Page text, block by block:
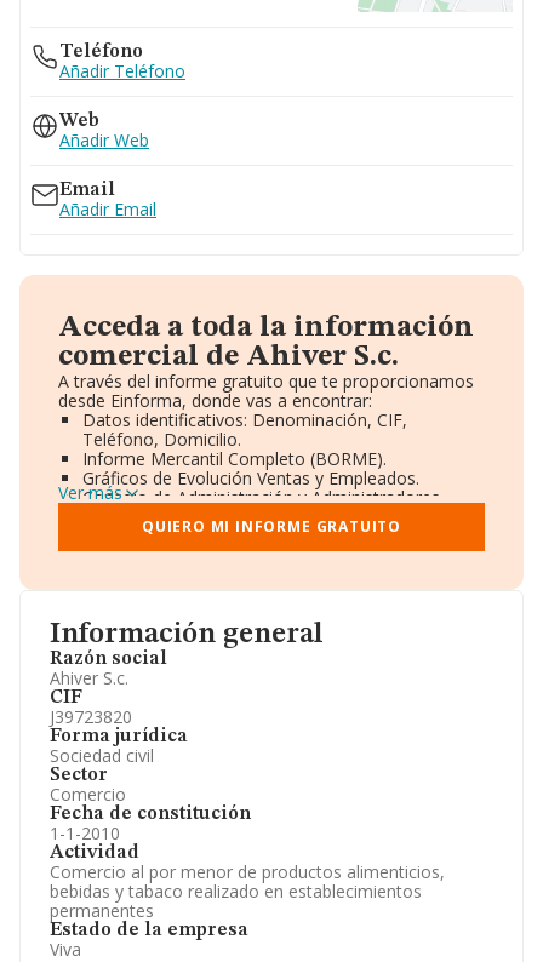
Información general
Razón social
Ahiver S.c.
CIF
J39723820
Forma jurídica
Sociedad civil
Sector
Comercio
Fecha de constitución
1-1-2010
Actividad
Comercio al por menor de productos alimenticios,
bebidas y tabaco realizado en establecimientos
permanentes
Estado de la empresa
Viva
Teléfono
Añadir Teléfono
Web
Añadir Web
Email
Añadir Email
Acceda a toda la información
comercial de Ahiver S.c.
A través del informe gratuito que te proporcionamos
desde Einforma, donde vas a encontrar:
Datos identificativos: Denominación, CIF,
Teléfono, Domicilio.
Informe Mercantil Completo (BORME).
Gráficos de Evolución Ventas y Empleados.
Consejo de Administración y Administradores.
Directivos y Ejecutivos.
Accionistas.
Participaciones y Vinculaciones en otras empresas.
Información oficial y registral complementaria.
Ver más
QUIERO MI INFORME GRATUITO